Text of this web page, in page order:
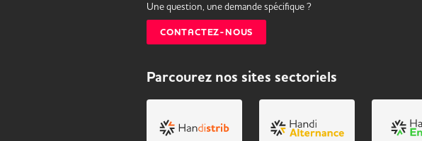
Une question, une demande spécifique ?
CONTACTEZ-NOUS
Parcourez nos sites sectoriels